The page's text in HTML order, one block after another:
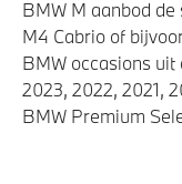
BMW M aanbod
M4 Cabrio of
BMW occasions
2023, 2022, 2021,
BMW Premium